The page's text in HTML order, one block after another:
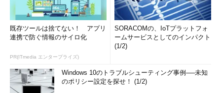
既存ツールは捨てない！ アプリ
連携で防ぐ情報のサイロ化
PR(ITmedia エンタープライズ)
SORACOMの、IoTプラットフォ
ームサービスとしてのインパクト
(1/2)
Windows 10のトラブルシューティング事例──未知
のポリシー設定を探せ！ (1/2)